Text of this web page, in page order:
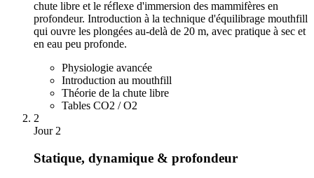
chute libre et le réflexe d'immersion des mammifères en
profondeur. Introduction à la technique d'équilibrage mouthfill
qui ouvre les plongées au-delà de 20 m, avec pratique à sec et
en eau peu profonde.
Physiologie avancée
Introduction au mouthfill
Théorie de la chute libre
Tables CO2 / O2
2
Jour 2
Statique, dynamique & profondeur